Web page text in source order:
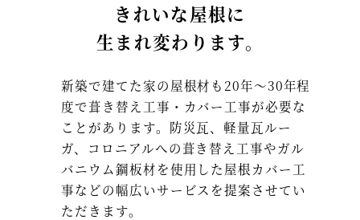
きれいな屋根に
生まれ変わります。
新築で建てた家の屋根材も20年〜30年程
度で葺き替え工事・カバー工事が必要な
ことがあります。防災瓦、軽量瓦ルー
ガ、コロニアルへの葺き替え工事やガル
バニウム鋼板材を使用した屋根カバー工
事などの幅広いサービスを提案させてい
ただきます。